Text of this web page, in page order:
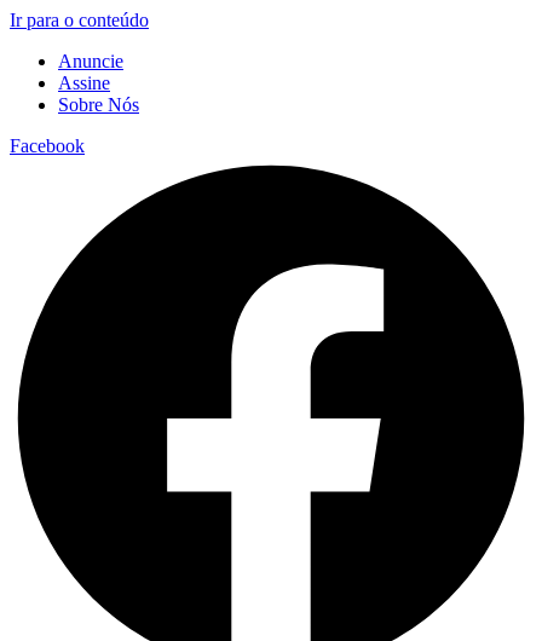
Ir para o conteúdo
Anuncie
Assine
Sobre Nós
Facebook